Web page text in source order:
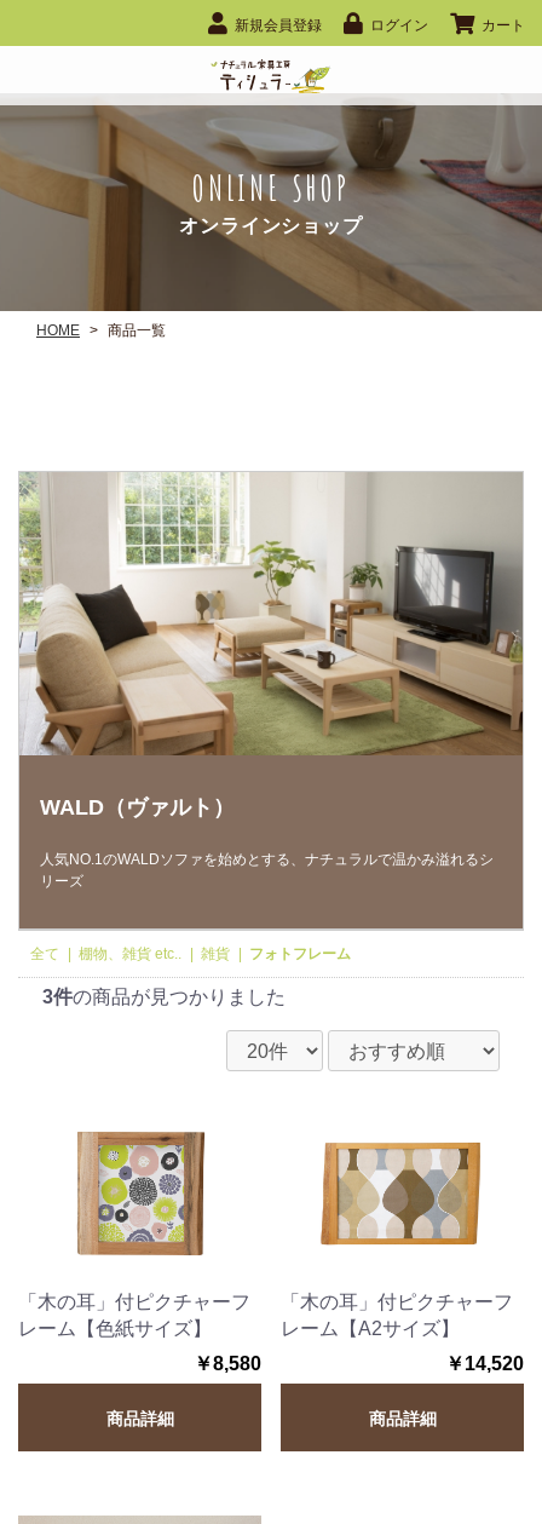
ONLINE SHOP
オンラインショップ
新規会員登録 ログイン カート
HOME > 商品一覧
WALD（ヴァルト）
人気NO.1のWALDソファを始めとする、ナチュラルで温かみ溢れるシ
リーズ
全て 棚物、雑貨 etc.. 雑貨 フォトフレーム
3件の商品が見つかりました
「木の耳」付ピクチャーフ
レーム【色紙サイズ】
￥8,580
商品詳細
「木の耳」付ピクチャーフ
レーム【A2サイズ】
￥14,520
商品詳細